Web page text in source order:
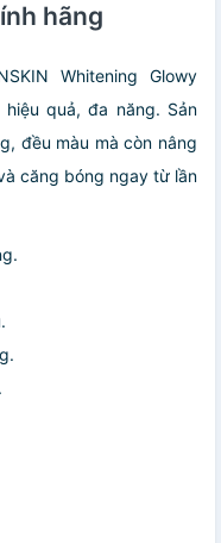
hãng
Whitening Glowy
quả, đa năng. Sản
đều màu mà còn nâng
căng bóng ngay từ lần